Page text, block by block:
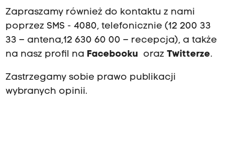
Zapraszamy również do kontaktu z nami
poprzez SMS - 4080, telefonicznie (12 200 33
33 – antena,12 630 60 00 – recepcja), a także
na nasz profil na Facebooku oraz Twitterze.
Zastrzegamy sobie prawo publikacji
wybranych opinii.